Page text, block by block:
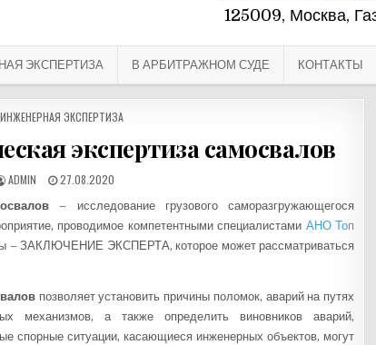
125009, Москва,
ЭКСПЕРТИЗА В АРБИТРАЖНОМ СУДЕ КОНТАКТЫ
ОПУБЛИКОВАНО В
ИНЖЕНЕРНАЯ ЭКСПЕРТИЗА
экспертиза самосвалов
АВТОР:
ADMIN ДАТА ПУБЛИКАЦИИ:
– исследование грузового саморазгружающегося
проводимое компетентными специалистами АНО Топ
– ЗАКЛЮЧЕНИЕ ЭКСПЕРТА, которое может рассматриваться
позволяет установить причины поломок, аварий на путях
механизмов, а также определить виновников аварий,
спорные ситуации, касающиеся инженерных объектов, могут